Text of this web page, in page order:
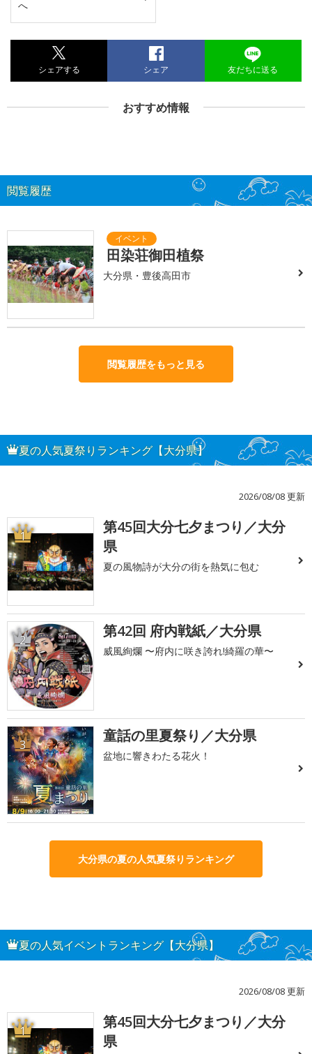
へ
シェアする シェア 友だちに送る
おすすめ情報
閲覧履歴
田染荘御田植祭
大分県・豊後高田市
閲覧履歴をもっと見る
夏の人気夏祭りランキング【大分県】
2026/08/08 更新
1
第45回大分七夕まつり／大分
県
夏の風物詩が大分の街を熱気に包む
2 第42回 府内戦紙／大分県
威風絢爛 〜府内に咲き誇れ!綺羅の華〜
3 童話の里夏祭り／大分県
盆地に響きわたる花火！
大分県の夏の人気夏祭りランキング
夏の人気イベントランキング【大分県】
2026/08/08 更新
1
第45回大分七夕まつり／大分
県